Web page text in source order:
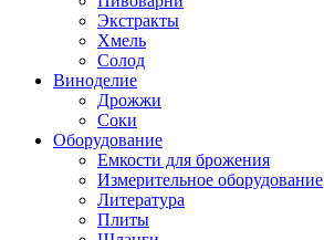
Экстракты
Хмель
Солод
Виноделие
Дрожжи
Соки
Оборудование
Емкости для брожения
Измерительное оборудование
Литература
Плиты